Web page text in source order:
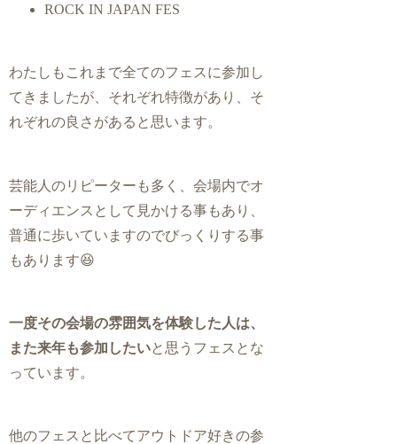
ROCK IN JAPAN FES
わたしもこれまで全てのフェスに参加し
てきましたが、それぞれ特徴があり、そ
れぞれの良さがあると思います。
芸能人のリピーターも多く、会場内でオ
ーディエンスとして見かける事もあり、
普通に歩いていますのでびっくりする事
もあります😆
一度その会場の雰囲気を体験した人は、
また来年も参加したいと思うフェスとな
っています。
他のフェスと比べてアウトドア好きの参